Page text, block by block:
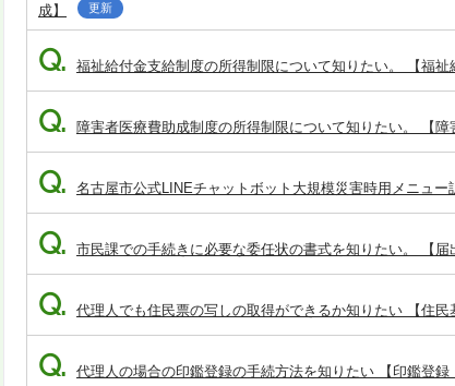
成】
更新
Q. 福祉給付金支給制度の所得制限について知りたい。 【福祉
Q. 障害者医療費助成制度の所得制限について知りたい。 【障
Q. 名古屋市公式LINEチャットボット大規模災害時用メニュー
Q. 市民課での手続きに必要な委任状の書式を知りたい。 【届
Q. 代理人でも住民票の写しの取得ができるか知りたい 【住民
Q. 代理人の場合の印鑑登録の手続方法を知りたい 【印鑑登録